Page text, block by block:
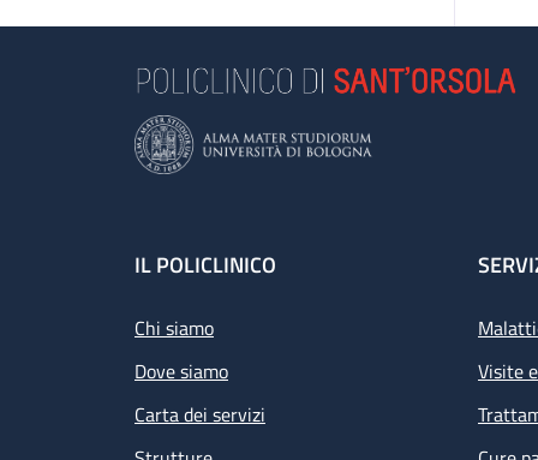
Footer
IL POLICLINICO
Chi siamo
Dove siamo
Carta dei servizi
Visite